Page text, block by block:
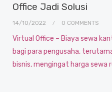
Office Jadi Solusi
14/10/2022 0 COMMENTS
Virtual Office – Biaya sewa
bagi para pengusaha,
bisnis, mengingat harga sewa